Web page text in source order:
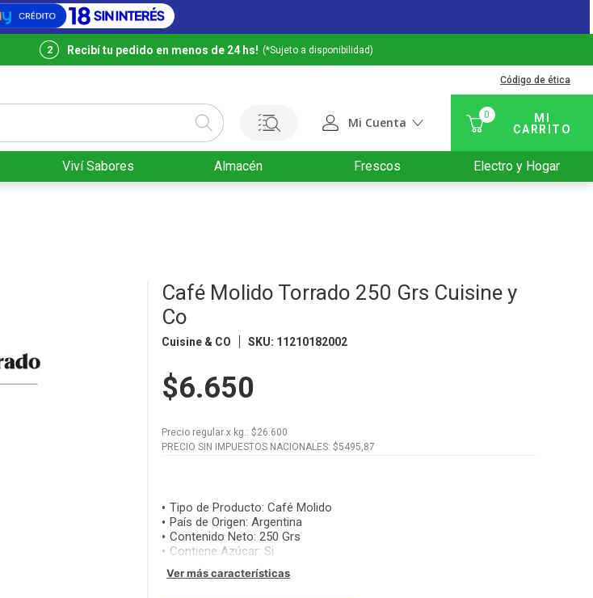
Recibí tu pedido en menos de 24 hs! (*Sujeto a disponibilidad)
Código de ética
Mi Cuenta
0
Viví Sabores Almacén Frescos Electro y Hogar
Café Molido Torrado 250 Grs Cuisine y
Co
Cuisine & CO SKU: 11210182002
$6.650
Precio regular x kg.: $26.600
PRECIO SIN IMPUESTOS NACIONALES: $5495,87
Tipo de Producto:Café Molido
País de Origen:Argentina
Contenido Neto:250 Grs
Contiene Azúcar:Si
Ver más características